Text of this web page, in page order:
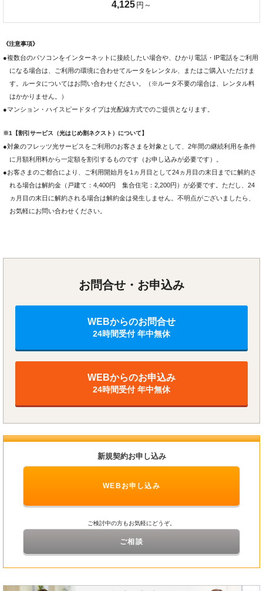
4,125 円～
《注意事項》
●複数台のパソコンをインターネットに接続したい場合や、ひかり電話・IP電話をご利用
になる場合は、ご利用の環境に合わせてルータをレンタル、またはご購入いただけま
す。ルータについてはお問い合わせください。（※ルータ不要の場合は、レンタル料
はかかりません。）
●マンション・ハイスピードタイプは光配線方式でのご提供となります。
※1【割引サービス（光はじめ割ネクスト）について】
●対象のフレッツ光サービスをご利用のお客さまを対象として、2年間の継続利用を条件
に月額利用料から一定額を割引するものです（お申し込みが必要です）。
●お客さまのご都合により、ご利用開始月を1ヵ月目として24ヵ月目の末日までに解約さ
れる場合は解約金（戸建て：4,400円 集合住宅：2,200円）が必要です。ただし、24
ヵ月目の末日に解約される場合は解約金は発生しません。不明点がございましたら、
お気軽にお問い合わせください。
お問合せ・お申込み
WEBからのお問合せ
24時間受付 年中無休
WEBからのお申込み
24時間受付 年中無休
新規契約お申し込み
WEBお申し込み
ご検討中の方もお気軽にどうぞ。
ご相談